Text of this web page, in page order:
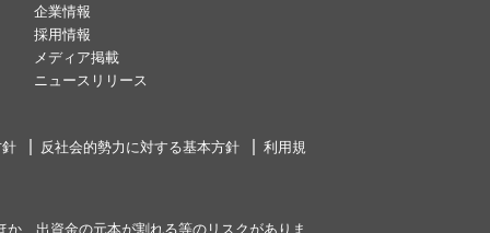
企業情報
採用情報
メディア掲載
ニュースリリース
反社会的勢力に対する基本方針 利用規
、出資金の元本が割れる等のリスクがありま